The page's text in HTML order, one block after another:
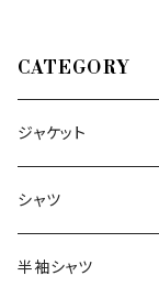
CATEGORY
ジャケット
～44/S
46/M
シャツ
～44/S
半袖シャツ